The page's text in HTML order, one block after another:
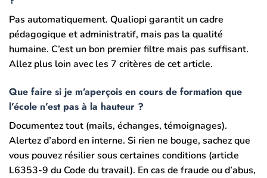
Pas automatiquement. Qualiopi garantit un cadre
pédagogique et administratif, mais pas la qualité
humaine. C’est un bon premier filtre mais pas suffisant.
Allez plus loin avec les 7 critères de cet article.
Que faire si je m’aperçois en cours de formation que
l’école n’est pas à la hauteur ?
Documentez tout (mails, échanges, témoignages).
Alertez d’abord en interne. Si rien ne bouge, sachez que
vous pouvez résilier sous certaines conditions (article
L6353-9 du Code du travail). En cas de fraude ou d’abus,